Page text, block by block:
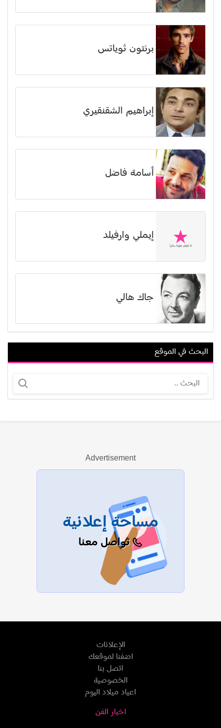
برنتون ثوياتس
إبراهيم الشقنقيري
أسامة فاضل
إيملي وارفيلد
جاك هالي
سارة دندراوي
عرض الكل
البحث في الموقع
Advertisement
مساحة إعلانية
تواصل معنا
الإعلانات
اضفنا لموقعك
اتصل بنا
الخصوصية
اعياد ميلاد اليوم
اخبار الفن